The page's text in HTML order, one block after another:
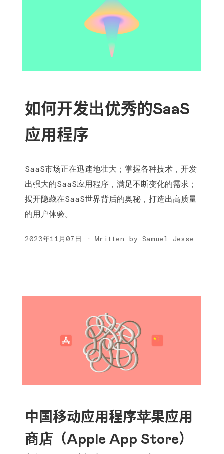
如何开发出优秀的SaaS
应用程序
SaaS市场正在迅速地壮大；掌握各种技术，开发
出强大的SaaS应用程序，满足不断变化的需求；
揭开隐藏在SaaS世界背后的奥秘，打造出高质量
的用户体验。
2023年11月07日 · Written by Samuel Jesse
中国移动应用程序苹果应用
商店（Apple App Store）